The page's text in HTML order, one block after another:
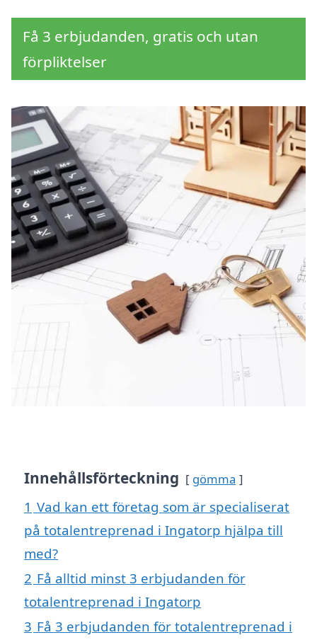
Få 3 erbjudanden, gratis och utan
förpliktelser
Innehållsförteckning gömma
1 Vad kan ett företag som är specialiserat
på totalentreprenad i Ingatorp hjälpa till
med?
2 Få alltid minst 3 erbjudanden för
totalentreprenad i Ingatorp
3 Få 3 erbjudanden för totalentreprenad i